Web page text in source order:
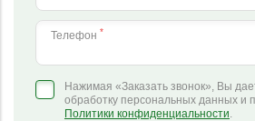
Телефон *
Нажимая «Заказать звонок», Вы
обработку персональных данных и
Политики конфиденциальности.